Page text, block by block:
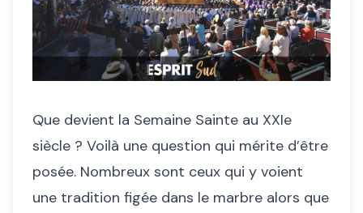
Que devient la Semaine Sainte au XXIe
siècle ? Voilà une question qui mérite d’être
posée. Nombreux sont ceux qui y voient
une tradition figée dans le marbre alors que